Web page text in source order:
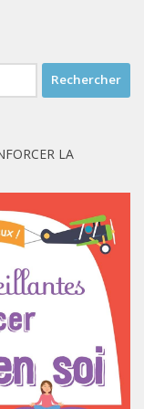
LA